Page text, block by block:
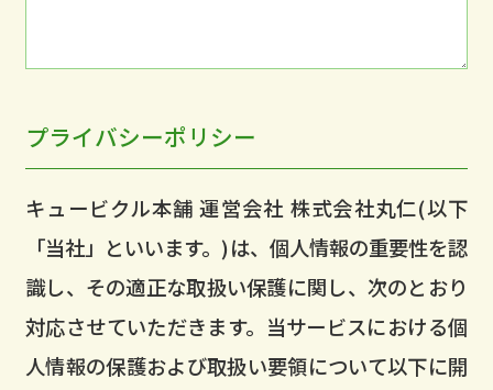
プライバシーポリシー
キュービクル本舗 運営会社 株式会社丸仁(以下
「当社」といいます。)は、個人情報の重要性を認
識し、その適正な取扱い保護に関し、次のとおり
対応させていただきます。当サービスにおける個
人情報の保護および取扱い要領について以下に開